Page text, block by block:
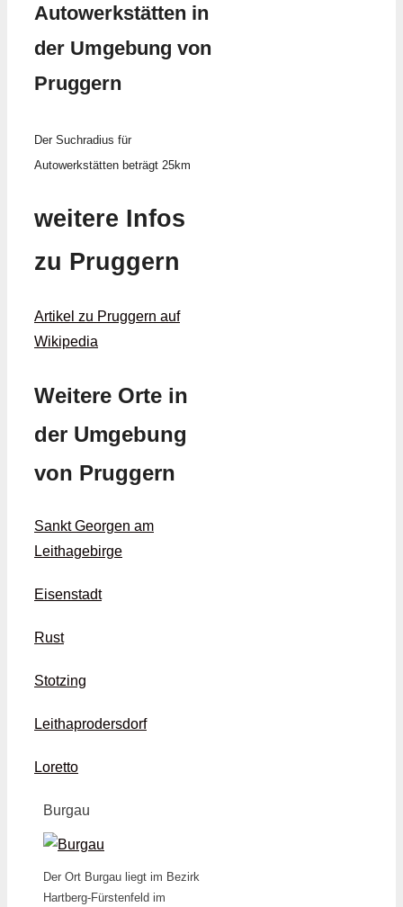
Autowerkstätten in
der Umgebung von
Pruggern
Der Suchradius für
Autowerkstätten beträgt 25km
weitere Infos
zu Pruggern
Artikel zu Pruggern auf
Wikipedia
Weitere Orte in
der Umgebung
von Pruggern
Sankt Georgen am
Leithagebirge
Eisenstadt
Rust
Stotzing
Leithaprodersdorf
Loretto
Burgau
Der Ort Burgau liegt im Bezirk
Hartberg-Fürstenfeld im